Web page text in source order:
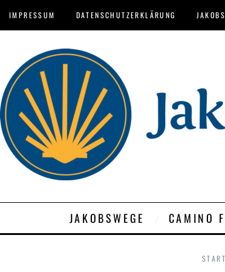
IMPRESSUM DATENSCHUTZERKLÄRUNG
JAKOBSWEGE CAMINO
START